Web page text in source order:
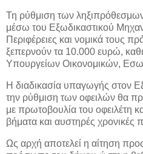
Τη ρύθμιση των
μέσω του Εξωδικαστικού
Περιφέρειες και νομικά τους
ξεπερνούν τα 10.000 ευρώ,
Υπουργείων Οικονομικών,
Η διαδικασία υπαγωγής στον
την ρύθμιση των οφειλών θα
με πρωτοβουλία του οφειλέτη
βήματα και αυστηρές χρονικές
Ως αρχή αποτελεί η αίτηση